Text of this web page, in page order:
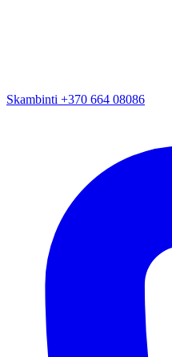
Skambinti +370 664 08086